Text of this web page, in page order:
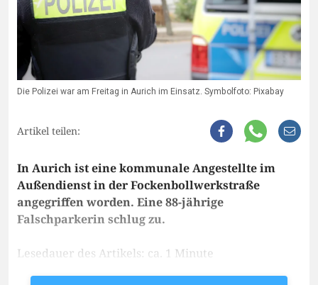
Die Polizei war am Freitag in Aurich im Einsatz. Symbolfoto: Pixabay
Artikel teilen:
In Aurich ist eine kommunale Angestellte im
Außendienst in der Fockenbollwerkstraße
angegriffen worden. Eine 88-jährige
Falschparkerin schlug zu.
Lesedauer des Artikels: ca. 1 Minute